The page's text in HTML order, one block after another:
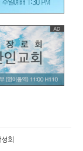
회